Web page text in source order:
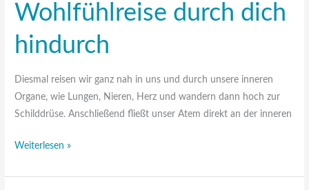
Wohlfühlreise durch dich
hindurch
Diesmal reisen wir ganz nah in uns und durch unsere inneren
Organe, wie Lungen, Nieren, Herz und wandern dann hoch zur
Schilddrüse. Anschließend fließt unser Atem direkt an der inneren
Weiterlesen »